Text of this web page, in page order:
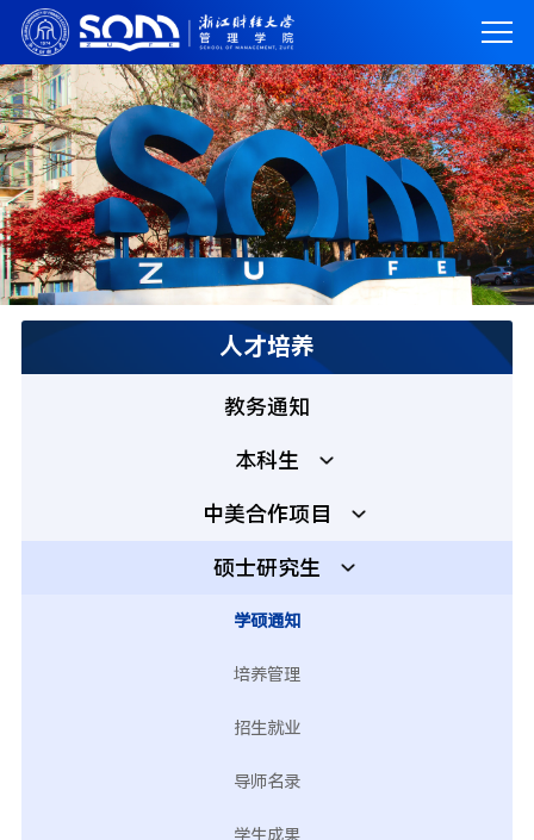
人才培养
教务通知
本科生
中美合作项目
硕士研究生
学硕通知
培养管理
招生就业
导师名录
学生成果